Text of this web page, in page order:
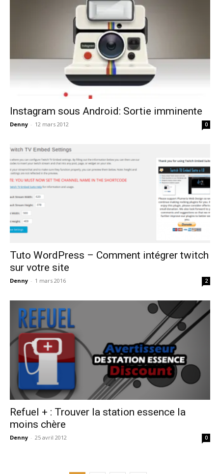
Instagram sous Android: Sortie imminente
Denny - 12 mars 2012 0
Tuto WordPress – Comment intégrer twitch
sur votre site
Denny - 1 mars 2016 2
Refuel + : Trouver la station essence la
moins chère
Denny - 25 avril 2012 0